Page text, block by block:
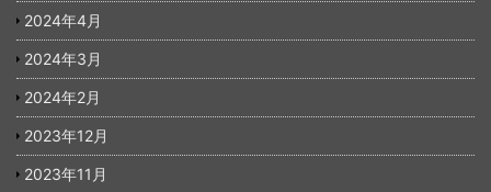
2024年4月
2024年3月
2024年2月
2023年12月
2023年11月